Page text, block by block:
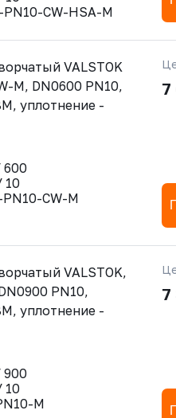
CW-HSA-M
VALSTOK
M, DN0600 PN10,
уплотнение -
10
CW-M
7
VALSTOK,
PN10,
уплотнение -
10
M
7